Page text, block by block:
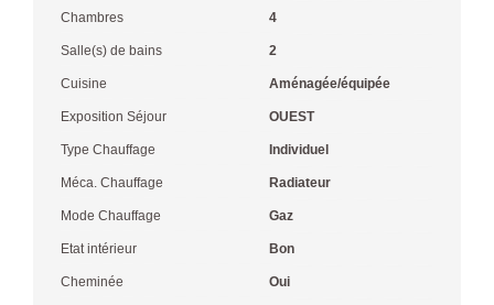
Chambres 4
Salle(s) de bains 2
Cuisine Aménagée/équipée
Exposition Séjour OUEST
Type Chauffage Individuel
Méca. Chauffage Radiateur
Mode Chauffage Gaz
Etat intérieur Bon
Cheminée Oui